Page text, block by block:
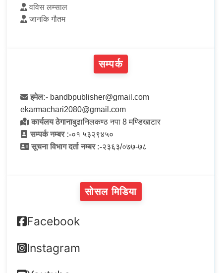
वविस लम्साल
जानकि गौतम
सम्पर्क
इमेल:- bandbpublisher@gmail.com
ekarmachari2080@gmail.com
कार्यलय ठेगानाबुढानिलकण्ठ नपा 8 मण्डिखाटार
सम्पर्क नम्बर :-०१ ५३२९४५०
सूचना विभाग दर्ता नम्बर :-२३६३/०७७-७८
सोसल मिडिया
Facebook
Instagram